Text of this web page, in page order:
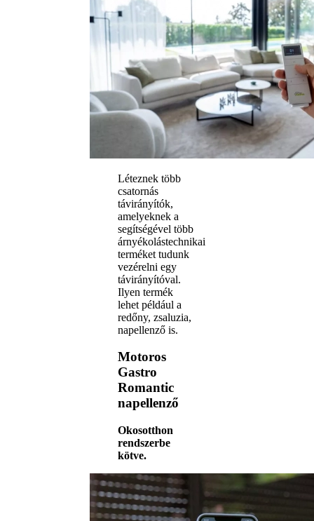
Léteznek több
csatornás
távirányítók,
amelyeknek a
segítségével több
árnyékolástechnikai
terméket tudunk
vezérelni egy
távirányítóval.
Ilyen termék
lehet például a
redőny, zsaluzia,
napellenző is.
Motoros
Gastro
Romantic
napellenző
Okosotthon
rendszerbe
kötve.